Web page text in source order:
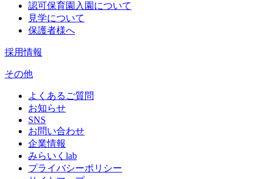
認可保育園入園について
見学について
保護者様へ
採用情報
その他
よくあるご質問
お知らせ
SNS
お問い合わせ
企業情報
みらいくlab
プライバシーポリシー